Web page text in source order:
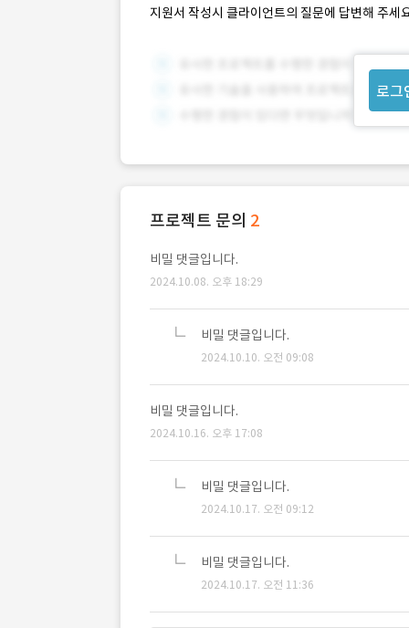
지원서 작성시 클라이언트의 질문에 답변해 주세
로그
프로젝트 문의 2
비밀 댓글입니다.
2024.10.08. 오후 18:29
비밀 댓글입니다.
2024.10.10. 오전 09:08
비밀 댓글입니다.
2024.10.16. 오후 17:08
비밀 댓글입니다.
2024.10.17. 오전 09:12
비밀 댓글입니다.
2024.10.17. 오전 11:36